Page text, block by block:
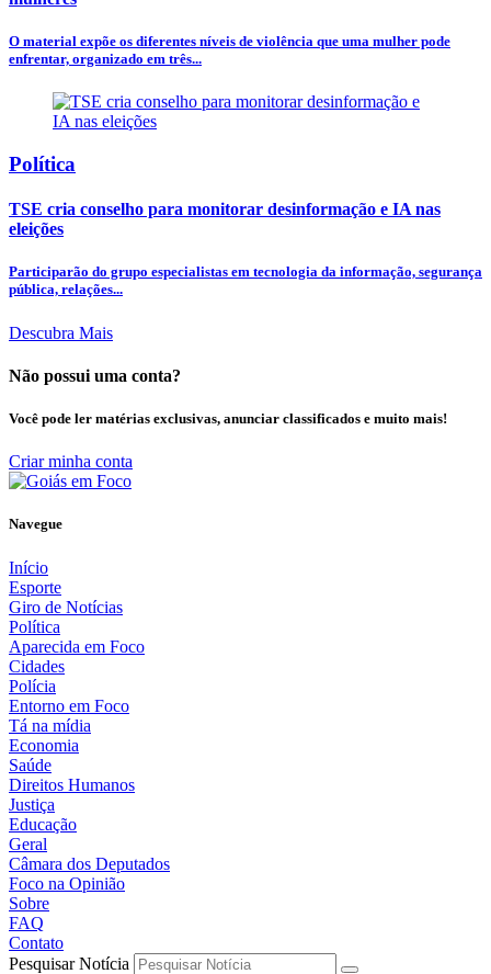
O material expõe os diferentes níveis de violência que uma mulher pode
enfrentar, organizado em três...
Política
TSE cria conselho para monitorar desinformação e IA nas
eleições
Participarão do grupo especialistas em tecnologia da informação, segurança
pública, relações...
Descubra Mais
Não possui uma conta?
Você pode ler matérias exclusivas, anunciar classificados e muito mais!
Criar minha conta
Navegue
Início
Esporte
Giro de Notícias
Política
Aparecida em Foco
Cidades
Polícia
Entorno em Foco
Tá na mídia
Economia
Saúde
Direitos Humanos
Justiça
Educação
Geral
Câmara dos Deputados
Foco na Opinião
Sobre
FAQ
Contato
Pesquisar Notícia